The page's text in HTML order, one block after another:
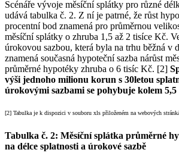
Scénáře vývoje měsíční splátky pro různé
udává tabulka č. 2. Z ní je patrné, že růst
procentní bod znamená pro průměrnou
měsíční splátky o zhruba 1,5 až 2 tisíce Kč.
úrokovou sazbou, která byla na trhu běžná v
znamená současná hypoteční sazba nárůst
průměrné hypotéky zhruba o 6 tisíc Kč. [2]
výši jednoho milionu korun s 30letou
úrokovými sazbami se pohybuje kolem 5,5
[2] Tabulka je k dispozici v souboru xls přiloženém na webových
Tabulka č. 2: Měsíční splátka průměrné
na délce splatnosti a úrokové sazbě